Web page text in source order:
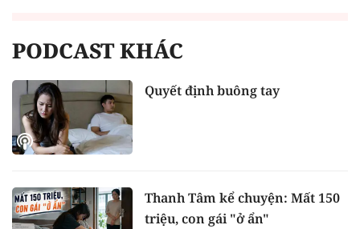
PODCAST KHÁC
Quyết định buông tay
Thanh Tâm kể chuyện: Mất 150
triệu, con gái "ở ẩn"